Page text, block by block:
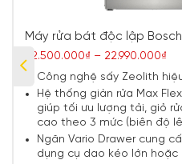
Máy rửa bát độc lập Bosch
22.500.000₫ – 22.990.000₫
Công nghệ sấy Zeolith
Hệ thống giàn rửa Max
giúp tối ưu lượng tải, giỏ
cao theo 3 mức (biên độ
Ngăn Vario Drawer cung
dụng cụ dao kéo lớn hoặc